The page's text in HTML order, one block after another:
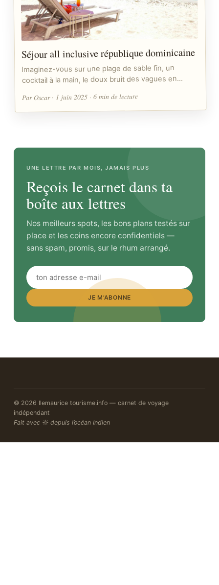
Séjour all inclusive république dominicaine
Imaginez-vous sur une plage de sable fin, un
cocktail à la main, le doux bruit des vagues en…
Par Oscar · 1 juin 2025 · 6 min de lecture
UNE LETTRE PAR MOIS, JAMAIS PLUS
Reçois le carnet dans ta
boîte aux lettres
Nos meilleurs spots, les bons plans testés sur
place et les coins encore confidentiels —
sans spam, promis, sur le rhum arrangé.
JE M’ABONNE
© 2026 Ilemaurice tourisme.info — carnet de voyage
indépendant
Fait avec ☼ depuis l’océan Indien